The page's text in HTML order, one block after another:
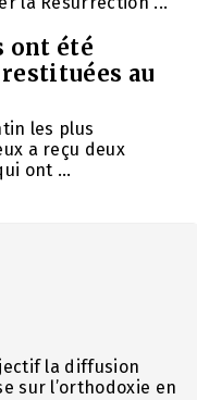
ont été
au
les plus
a reçu deux
ont ...
la diffusion
sur l’orthodoxie en